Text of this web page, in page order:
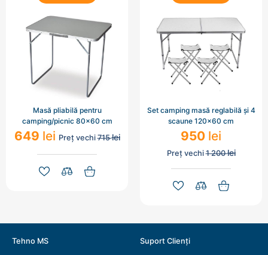
Masă pliabilă pentru
camping/picnic 80x60 cm
649 lei Preț vechi715lei
Set camping masă reglabilă și 4
scaune 120x60 cm
950 lei
Preț vechi1 200lei
Tehno MS Suport Clienți